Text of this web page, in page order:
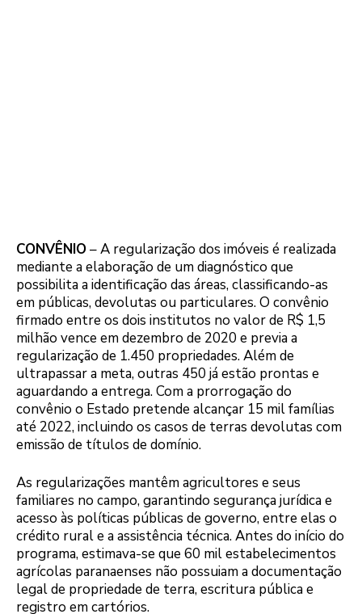
CONVÊNIO– A regularização dos imóveis é realizada
mediante a elaboração de um diagnóstico que
possibilita a identificação das áreas, classificando-as
em públicas, devolutas ou particulares. O convênio
firmado entre os dois institutos no valor de R$ 1,5
milhão vence em dezembro de 2020 e previa a
regularização de 1.450 propriedades. Além de
ultrapassar a meta, outras 450 já estão prontas e
aguardando a entrega. Com a prorrogação do
convênio o Estado pretende alcançar 15 mil famílias
até 2022, incluindo os casos de terras devolutas com
emissão de títulos de domínio.
As regularizações mantêm agricultores e seus
familiares no campo, garantindo segurança jurídica e
acesso às políticas públicas de governo, entre elas o
crédito rural e a assistência técnica. Antes do início do
programa, estimava-se que 60 mil estabelecimentos
agrícolas paranaenses não possuiam a documentação
legal de propriedade de terra, escritura pública e
registro em cartórios.